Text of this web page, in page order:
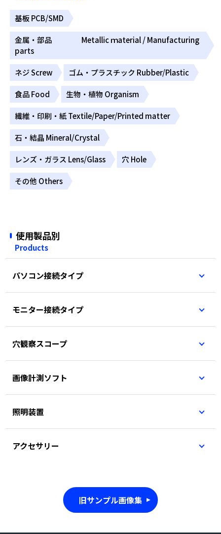
基板 PCB/SMD
金属・部品 Metallic ｍaterial / Manufacturing
parts
ネジ Screw ゴム・プラスチック Rubber/Plastic
食品 Food 生物・植物 Organism
繊維・印刷・紙 Textile/Paper/Printed matter
石・結晶 Mineral/Crystal
レンズ・ガラス Lens/Glass 穴 Hole
その他 Others
使用製品別
Products
パソコン接続タイプ
モニター接続タイプ
穴観察スコープ
画像計測ソフト
照明装置
アクセサリー
旧サンプル画像集